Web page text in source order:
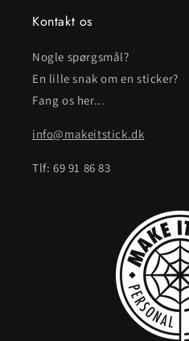
Kontakt os
Nogle spørgsmål?
En lille snak om en sticker?
Fang os her...
info@makeitstick.dk
Tlf: 69 91 86 83